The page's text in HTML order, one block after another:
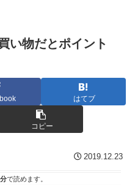
い物だとポイント
はてブ
コピー
2019.12.23
で読めます。